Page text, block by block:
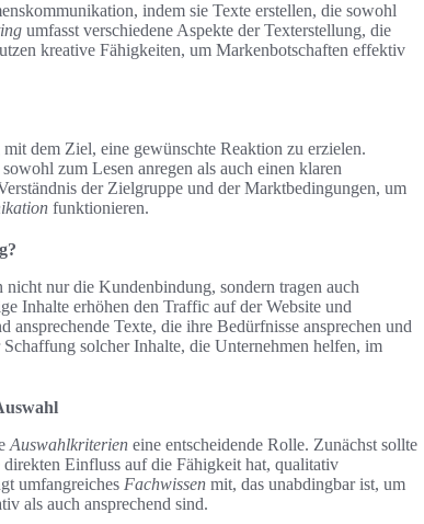
indem sie Texte erstellen, die sowohl
umfasst verschiedene Aspekte der Texterstellung, die
kreative Fähigkeiten, um Markenbotschaften effektiv
dem Ziel, eine gewünschte Reaktion zu erzielen.
zum Lesen anregen als auch einen klaren
der Zielgruppe und der Marktbedingungen, um
funktionieren.
nicht nur die Kundenbindung, sondern tragen auch
Inhalte erhöhen den Traffic auf der Website und
Texte, die ihre Bedürfnisse ansprechen und
Schaffung solcher Inhalte, die Unternehmen helfen, im
Auswahlkriterien eine entscheidende Rolle. Zunächst sollte
Einfluss auf die Fähigkeit hat, qualitativ
umfangreiches Fachwissen mit, das unabdingbar ist, um
als auch ansprechend sind.